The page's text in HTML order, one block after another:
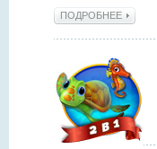
ПОДРОБНЕЕ